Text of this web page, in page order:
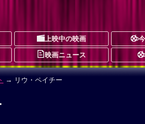
上映中の映画
映画ニュース
→ リウ・ペイチー